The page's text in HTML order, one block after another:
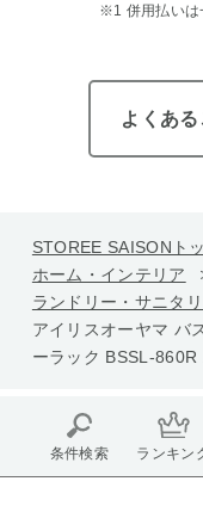
※1 併用払いは
よくあ
STOREE SAISONト
ホーム・インテリア
ランドリー・サニタ
アイリスオーヤマ バ
ーラック BSSL-860R
条件検索 ランキン